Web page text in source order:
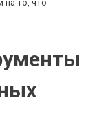
на то, что